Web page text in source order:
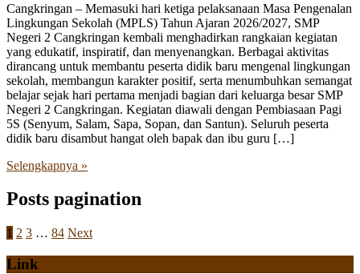
Cangkringan – Memasuki hari ketiga pelaksanaan Masa Pengenalan
Lingkungan Sekolah (MPLS) Tahun Ajaran 2026/2027, SMP
Negeri 2 Cangkringan kembali menghadirkan rangkaian kegiatan
yang edukatif, inspiratif, dan menyenangkan. Berbagai aktivitas
dirancang untuk membantu peserta didik baru mengenal lingkungan
sekolah, membangun karakter positif, serta menumbuhkan semangat
belajar sejak hari pertama menjadi bagian dari keluarga besar SMP
Negeri 2 Cangkringan. Kegiatan diawali dengan Pembiasaan Pagi
5S (Senyum, Salam, Sapa, Sopan, dan Santun). Seluruh peserta
didik baru disambut hangat oleh bapak dan ibu guru […]
Selengkapnya »
Posts pagination
1 2 3 … 84 Next
Link